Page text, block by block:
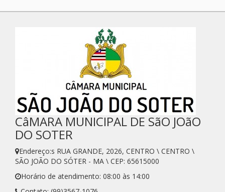
CâMARA MUNICIPAL DE SãO JOãO
DO SOTER
Endereço:s RUA GRANDE, 2026, CENTRO \ CENTRO \
SÃO JOÃO DO SÓTER - MA \ CEP: 65615000
Horário de atendimento: 08:00 às 14:00